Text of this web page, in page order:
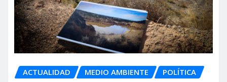
ACTUALIDAD MEDIO AMBIENTE POLÍTICA